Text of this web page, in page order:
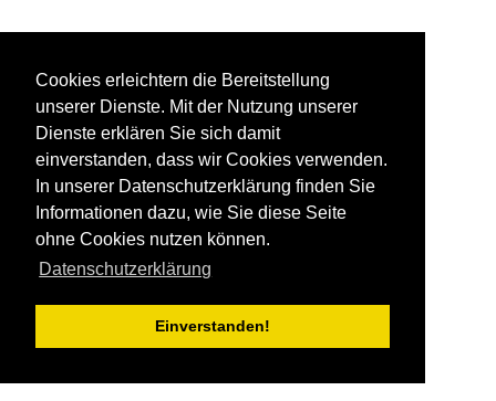
Cookies erleichtern die Bereitstellung
unserer Dienste. Mit der Nutzung unserer
Dienste erklären Sie sich damit
einverstanden, dass wir Cookies verwenden.
In unserer Datenschutzerklärung finden Sie
Informationen dazu, wie Sie diese Seite
ohne Cookies nutzen können.
Datenschutzerklärung
Einverstanden!